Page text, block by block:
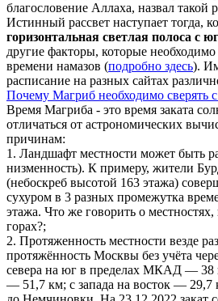
благословение Аллаха, назвал такой
Истинный рассвет наступает тогда,
горизонтальная светлая полоса с
другие факторы, которые
времени намазов (подробно здесь).
расписание на разных сайтах
Почему Магриб необходимо сверять с
Время Магриба - это время заката
отличаться от астрономических
причинам:
1. Ландшафт местности может быть
низменность). К примеру, жители
(небоскреб высотой 163 этажа)
сухуром в 3 разных промежутка
этажа. Что же говорить о местностях,
горах?;
2. Протяженность местности везде
протяжённость Москвы без учёта
севера на юг в пределах МКАД —
— 51,7 км; с запада на восток — 29,7